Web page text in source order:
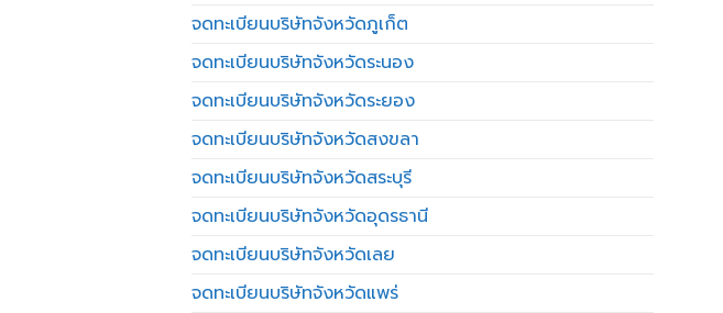
จดทะเบียนบริษัทจังหวัดภูเก็ต
จดทะเบียนบริษัทจังหวัดระนอง
จดทะเบียนบริษัทจังหวัดระยอง
จดทะเบียนบริษัทจังหวัดสงขลา
จดทะเบียนบริษัทจังหวัดสระบุรี
จดทะเบียนบริษัทจังหวัดอุดรธานี
จดทะเบียนบริษัทจังหวัดเลย
จดทะเบียนบริษัทจังหวัดแพร่